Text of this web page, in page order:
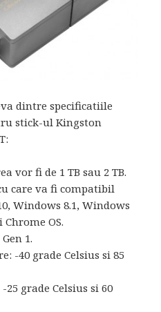
dintre specificatiile
stick-ul Kingston
vor fi de 1 TB sau 2 TB.
care va fi compatibil
Windows 8.1, Windows
Chrome OS.
1.
-40 grade Celsius si 85
grade Celsius si 60